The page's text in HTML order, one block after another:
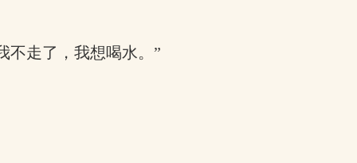
不走了，我想喝水。”